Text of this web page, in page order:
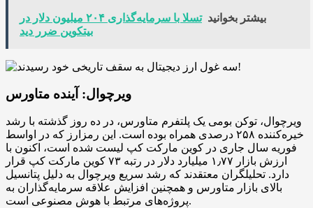
بیشتر بخوانید
تسلا با سرمایه‌گذاری ۲۰۴ میلیون دلار در
بیتکوین ضرر دید
ویرچوال: آینده متاورس
ویرچوال، توکن بومی یک پلتفرم متاورس، در ده روز گذشته با رشد
خیره‌کننده ۲۵۸ درصدی همراه بوده است. این رمزارز که در اواسط
فوریه سال جاری در کوین مارکت کپ لیست شده است، اکنون با
ارزش بازار ۱٫۷۷ میلیارد دلار در رتبه ۷۳ کوین مارکت کپ قرار
دارد. تحلیلگران معتقدند که رشد سریع ویرچوال به دلیل پتانسیل
بالای بازار متاورس و همچنین افزایش علاقه سرمایه‌گذاران به
پروژه‌های مرتبط با هوش مصنوعی است.